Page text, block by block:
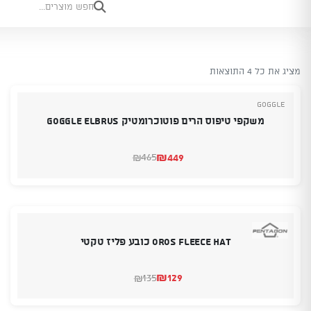
מציג את כל 4 התוצאות
Goggle
משקפי טיפוס הרים פוטוכרומטיק GOGGLE ELBRUS
₪465
המחיר₪449
המחיר
oros fleece hat כובע פליז טקטי
₪135
המחיר₪129
המחיר